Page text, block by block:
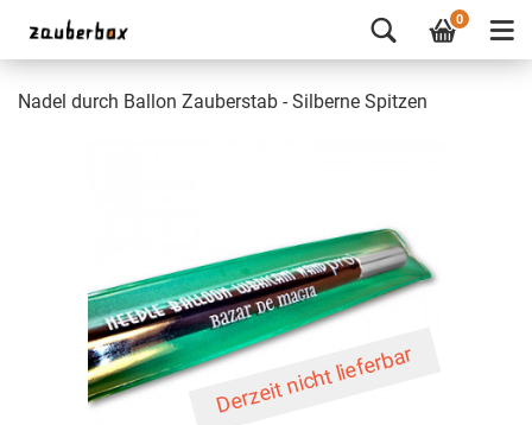
0
Nadel durch Ballon Zauberstab - Silberne Spitzen
Derzeit nicht lieferbar